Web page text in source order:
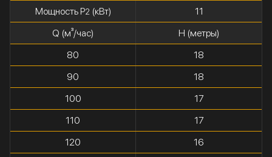
Мощность P2(кВт)
11
Q (м³/час)
H (метры)
80
18
90
18
100
17
110
17
120
16